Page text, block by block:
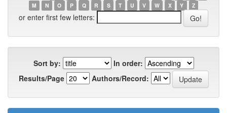
M
N O P Q R S T U V W X Y Z
or enter first few letters:
Sort by:
In order:
Results/Page
Authors/Record: